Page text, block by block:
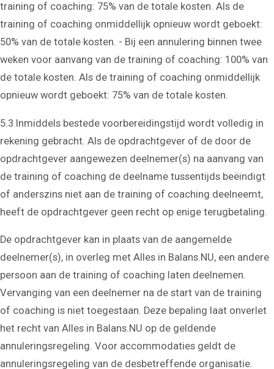
training of coaching: 75% van de totale kosten. Als de
training of coaching onmiddellijk opnieuw wordt geboekt:
50% van de totale kosten. - Bij een annulering binnen twee
weken voor aanvang van de training of coaching: 100% van
de totale kosten. Als de training of coaching onmiddellijk
opnieuw wordt geboekt: 75% van de totale kosten.
5.3 Inmiddels bestede voorbereidingstijd wordt volledig in
rekening gebracht. Als de opdrachtgever of de door de
opdrachtgever aangewezen deelnemer(s) na aanvang van
de training of coaching de deelname tussentijds beëindigt
of anderszins niet aan de training of coaching deelneemt,
heeft de opdrachtgever geen recht op enige terugbetaling.
De opdrachtgever kan in plaats van de aangemelde
deelnemer(s), in overleg met Alles in Balans.NU, een andere
persoon aan de training of coaching laten deelnemen.
Vervanging van een deelnemer na de start van de training
of coaching is niet toegestaan. Deze bepaling laat onverlet
het recht van Alles in Balans.NU op de geldende
annuleringsregeling. Voor accommodaties geldt de
annuleringsregeling van de desbetreffende organisatie.